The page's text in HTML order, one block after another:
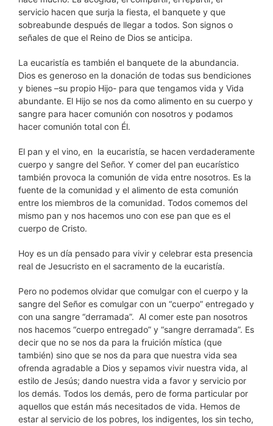
servicio hacen que surja la fiesta, el banquete y que
sobreabunde después de llegar a todos. Son signos o
señales de que el Reino de Dios se anticipa.
La eucaristía es también el banquete de la abundancia.
Dios es generoso en la donación de todas sus bendiciones
y bienes –su propio Hijo- para que tengamos vida y Vida
abundante. El Hijo se nos da como alimento en su cuerpo y
sangre para hacer comunión con nosotros y podamos
hacer comunión total con Él.
El pan y el vino, en la eucaristía, se hacen verdaderamente
cuerpo y sangre del Señor. Y comer del pan eucarístico
también provoca la comunión de vida entre nosotros. Es la
fuente de la comunidad y el alimento de esta comunión
entre los miembros de la comunidad. Todos comemos del
mismo pan y nos hacemos uno con ese pan que es el
cuerpo de Cristo.
Hoy es un día pensado para vivir y celebrar esta presencia
real de Jesucristo en el sacramento de la eucaristía.
Pero no podemos olvidar que comulgar con el cuerpo y la
sangre del Señor es comulgar con un “cuerpo” entregado y
con una sangre “derramada”. Al comer este pan nosotros
nos hacemos “cuerpo entregado” y “sangre derramada”. Es
decir que no se nos da para la fruición mística (que
también) sino que se nos da para que nuestra vida sea
ofrenda agradable a Dios y sepamos vivir nuestra vida, al
estilo de Jesús; dando nuestra vida a favor y servicio por
los demás. Todos los demás, pero de forma particular por
aquellos que están más necesitados de vida. Hemos de
estar al servicio de los pobres, los indigentes, los sin techo,